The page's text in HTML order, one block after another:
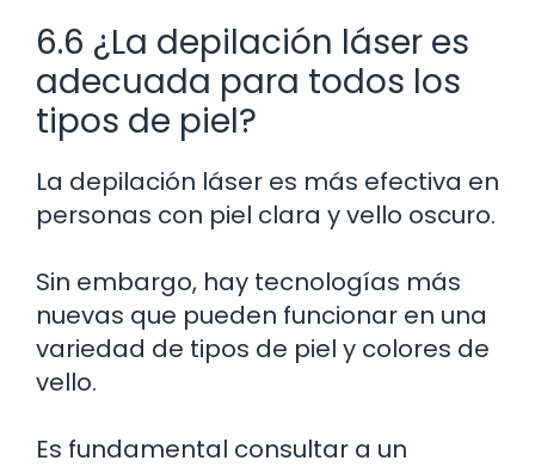
6.6 ¿La depilación láser es
adecuada para todos los
tipos de piel?
La depilación láser es más efectiva en
personas con piel clara y vello oscuro.
Sin embargo, hay tecnologías más
nuevas que pueden funcionar en una
variedad de tipos de piel y colores de
vello.
Es fundamental consultar a un